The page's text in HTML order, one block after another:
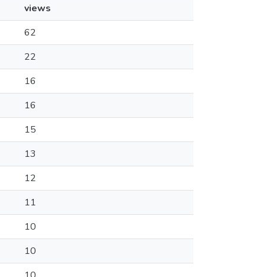
views
62
22
16
16
15
13
12
11
10
10